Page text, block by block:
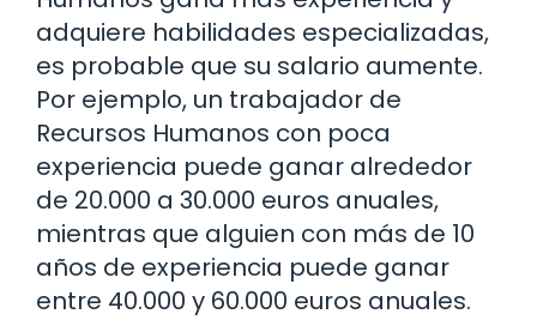
adquiere habilidades especializadas,
es probable que su salario aumente.
Por ejemplo, un trabajador de
Recursos Humanos con poca
experiencia puede ganar alrededor
de 20.000 a 30.000 euros anuales,
mientras que alguien con más de 10
años de experiencia puede ganar
entre 40.000 y 60.000 euros anuales.